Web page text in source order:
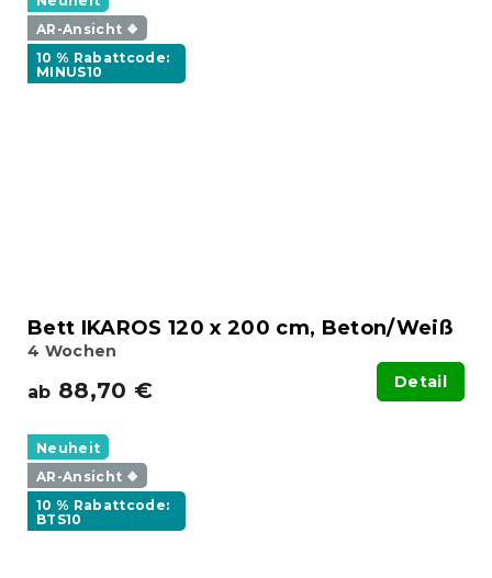
AR-Ansicht ❖
10 % Rabattcode:
MINUS10
Bett IKAROS 120 x 200 cm, Beton/Weiß
4 Wochen
ab 88,70 € Detail
Neuheit
AR-Ansicht ❖
10 % Rabattcode:
BTS10